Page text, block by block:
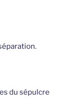
du sépulcre